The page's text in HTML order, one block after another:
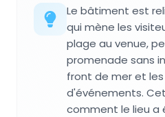
Le bâtiment est
qui mène les
plage au venue,
promenade sans
front de mer et
d'événements.
comment le lieu a